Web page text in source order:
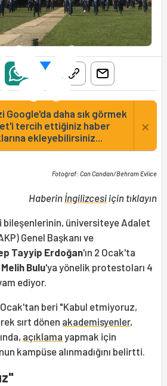
Google'da daha sık görmek
tercih ettiğiniz haber
ekleyebilirsiniz...
×
Fotoğraf: Can Candan/Behram Evlice
Haberin İngilizcesiiçin tıklayın
bileşenlerinin, üniversiteye Adalet
Genel Başkanı ve
Tayyip Erdoğan'ın 2 Ocak'ta
Melih Bulu'ya yönelik protestoları 4
ediyor.
beri "Kabul etmiyoruz,
sırt dönen akademisyenler,
açıklama yapmak için
kampüse alınmadığını belirtti.